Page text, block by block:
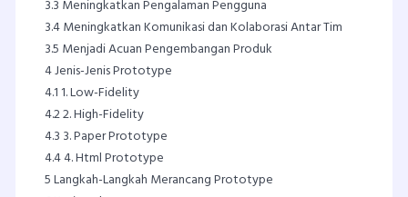
3.3 Meningkatkan Pengalaman Pengguna
3.4Meningkatkan Komunikasi dan Kolaborasi Antar Tim
3.5 Menjadi Acuan Pengembangan Produk
4Jenis-Jenis Prototype
4.11. Low-Fidelity
4.22. High-Fidelity
4.3 3. Paper Prototype
4.44. Html Prototype
5Langkah-Langkah Merancang Prototype